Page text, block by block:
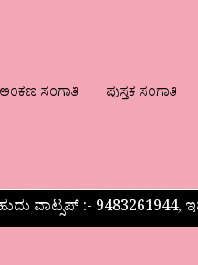
ಅಂಕಣ ಸಂಗಾತಿ ಪುಸ್ತಕ ಸಂಗಾತಿ
ವಾಟ್ಸಪ್‌ :-